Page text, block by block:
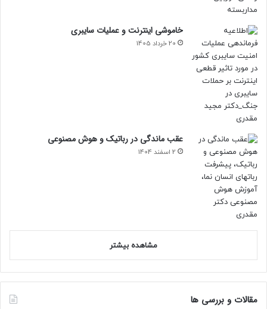
خاموشی اینترنت و عملیات سایبری
20 خرداد 1405
عقب ماندگی در رباتیک و هوش مصنوعی
2 اسفند 1404
مشاهده بیشتر
مقالات و بررسی ها